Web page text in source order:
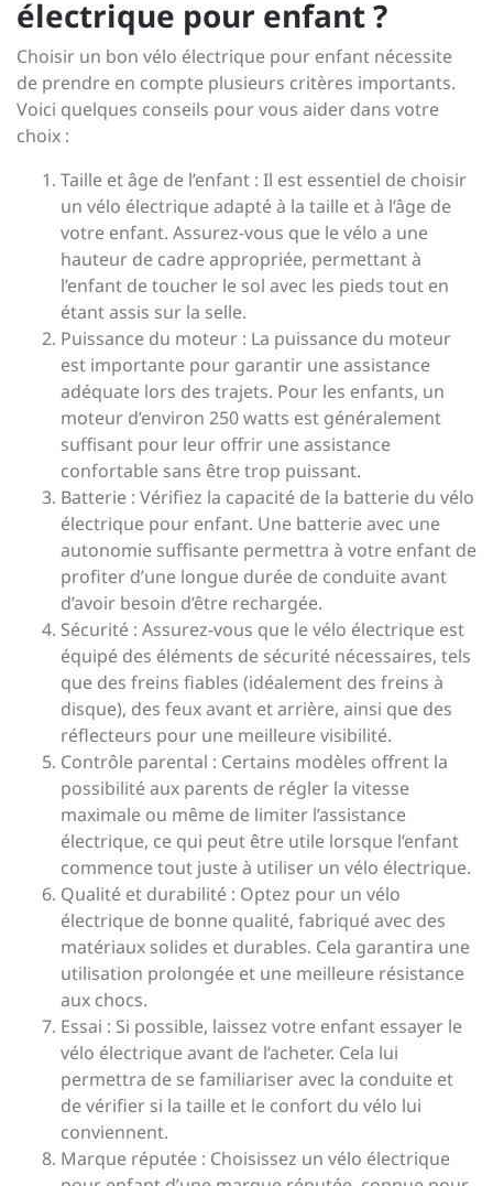
électrique pour enfant ?
Choisir un bon vélo électrique pour enfant nécessite
de prendre en compte plusieurs critères importants.
Voici quelques conseils pour vous aider dans votre
choix :
Taille et âge de l’enfant : Il est essentiel de choisir
un vélo électrique adapté à la taille et à l’âge de
votre enfant. Assurez-vous que le vélo a une
hauteur de cadre appropriée, permettant à
l’enfant de toucher le sol avec les pieds tout en
étant assis sur la selle.
Puissance du moteur : La puissance du moteur
est importante pour garantir une assistance
adéquate lors des trajets. Pour les enfants, un
moteur d’environ 250 watts est généralement
suffisant pour leur offrir une assistance
confortable sans être trop puissant.
Batterie : Vérifiez la capacité de la batterie du vélo
électrique pour enfant. Une batterie avec une
autonomie suffisante permettra à votre enfant de
profiter d’une longue durée de conduite avant
d’avoir besoin d’être rechargée.
Sécurité : Assurez-vous que le vélo électrique est
équipé des éléments de sécurité nécessaires, tels
que des freins fiables (idéalement des freins à
disque), des feux avant et arrière, ainsi que des
réflecteurs pour une meilleure visibilité.
Contrôle parental : Certains modèles offrent la
possibilité aux parents de régler la vitesse
maximale ou même de limiter l’assistance
électrique, ce qui peut être utile lorsque l’enfant
commence tout juste à utiliser un vélo électrique.
Qualité et durabilité : Optez pour un vélo
électrique de bonne qualité, fabriqué avec des
matériaux solides et durables. Cela garantira une
utilisation prolongée et une meilleure résistance
aux chocs.
Essai : Si possible, laissez votre enfant essayer le
vélo électrique avant de l’acheter. Cela lui
permettra de se familiariser avec la conduite et
de vérifier si la taille et le confort du vélo lui
conviennent.
Marque réputée : Choisissez un vélo électrique